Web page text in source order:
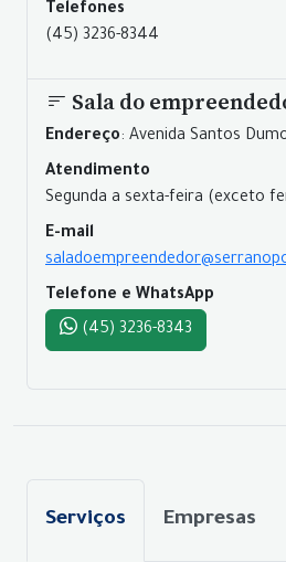
Telefones
(45) 3236-8344
Sala do
Endereço: Avenida Santos
Atendimento
Segunda a sexta-feira (exceto
E-mail
Telefone e WhatsApp
(45) 3236-8343
Serviços Empresas